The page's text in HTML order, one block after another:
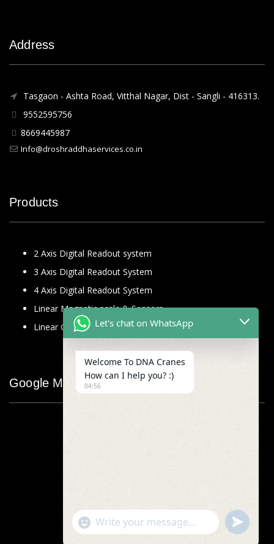
Address
Tasgaon - Ashta Road, Vitthal Nagar, Dist - Sangli - 416313.
9552595756
8669445987
Info@droshraddhaservices.co.in
Products
2 Axis Digital Readout system
3 Axis Digital Readout System
4 Axis Digital Readout System
Linear Magnetic scale & Sensors
Linear Glass Scale
Google Map
Let's chat on WhatsApp
Welcome To DNA Cranes
How can I help you? :)
04:56
"+chaty_settings.lang.emoji_picker+"
WhatsApp
undefined